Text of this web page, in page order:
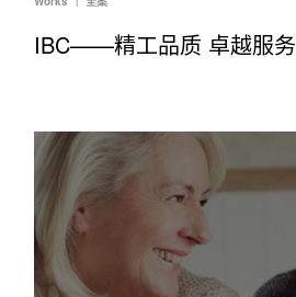
IBC——精工品质 卓越服务